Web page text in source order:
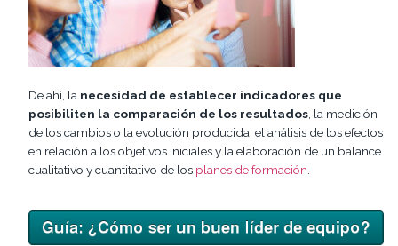
De ahí, la necesidad de establecer indicadores que
posibiliten la comparación de los resultados , la medición
de los cambios o la evolución producida, el análisis de los efectos
en relación a los objetivos iniciales y la elaboración de un balance
cualitativo y cuantitativo de los planes de formación